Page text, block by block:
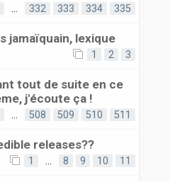
332 333 334 335
jamaïquain, lexique
1 2 3
tout de suite en ce
j'écoute ça !
508 509 510 511
releases??
1 8 9 10 11